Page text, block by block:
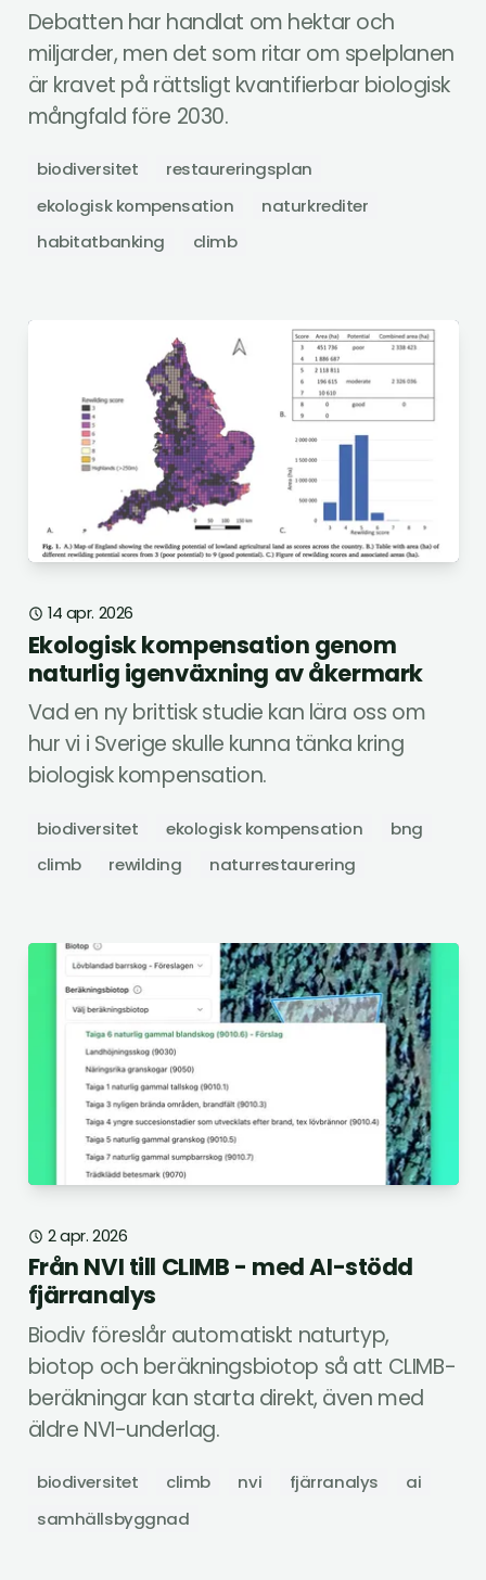
Debatten har handlat om hektar och
miljarder, men det som ritar om spelplanen
är kravet på rättsligt kvantifierbar biologisk
mångfald före 2030.
biodiversitet
restaureringsplan
ekologisk kompensation
naturkrediter
habitatbanking
climb
14 apr. 2026
Ekologisk kompensation genom
naturlig igenväxning av åkermark
Vad en ny brittisk studie kan lära oss om
hur vi i Sverige skulle kunna tänka kring
biologisk kompensation.
biodiversitet ekologisk kompensation
bng
climb
rewilding naturrestaurering
2 apr. 2026
Från NVI till CLIMB - med AI-stödd
fjärranalys
Biodiv föreslår automatiskt naturtyp,
biotop och beräkningsbiotop så att CLIMB-
beräkningar kan starta direkt, även med
äldre NVI-underlag.
biodiversitet climb nvi fjärranalys
ai
samhällsbyggnad